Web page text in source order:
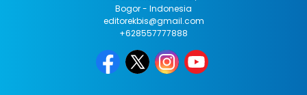
Bogor - Indonesia
editorekbis@gmail.com
+628557777888